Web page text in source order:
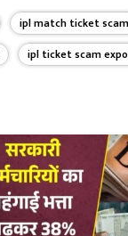
ipl match ticket scam
ipl ticket scam